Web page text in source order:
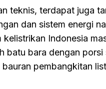
teknis, terdapat juga
dan sistem energi
kelistrikan Indonesia
batu bara dengan porsi
pembangkitan